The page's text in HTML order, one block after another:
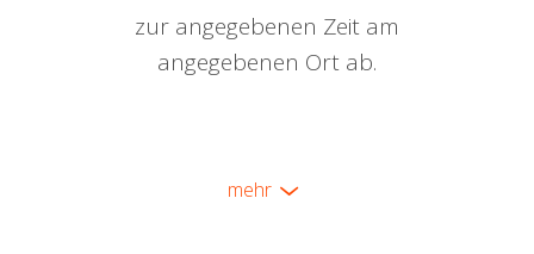
zur angegebenen Zeit am
angegebenen Ort ab.
mehr